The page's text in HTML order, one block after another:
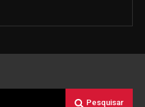
Pesquisar